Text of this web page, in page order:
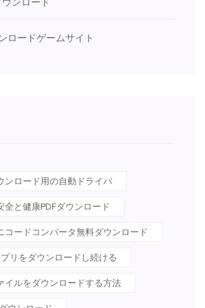
ロードゲームサイト
ンロード用の自動ドライバ
全と健康PDFダウンロード
コードコンバータ無料ダウンロード
リをダウンロードし続ける
イルをダウンロードする方法